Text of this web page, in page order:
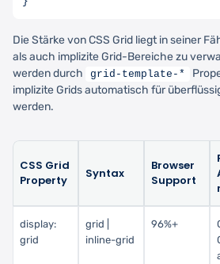
Die Stärke von CSS Grid liegt in seiner
als auch implizite Grid-Bereiche zu
werden durch
grid-template-*
implizite Grids automatisch für
werden.
CSS Grid
Property
Syntax
Browser
Support
display:
grid
grid |
inline-grid
96%+